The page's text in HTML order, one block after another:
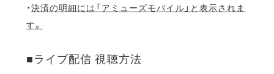
・決済の明細には「アミューズモバイル」と表示されま
す。
■ライブ配信 視聴方法